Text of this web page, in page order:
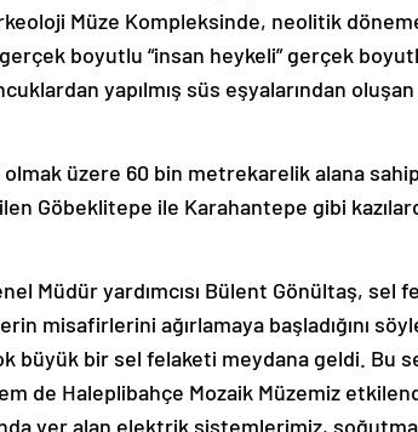
Müze Kompleksinde, neolitik
boyutlu “insan heykeli” gerçek
yapılmış süs eşyalarından
olmak üzere 60 bin metrekarelik alana
Göbeklitepe ile Karahantepe gibi
Müdür yardımcısı Bülent Gönültaş, sel
misafirlerini ağırlamaya başladığını
büyük bir sel felaketi meydana geldi. Bu
de Haleplibahçe Mozaik Müzemiz
yer alan elektrik sistemlerimiz,